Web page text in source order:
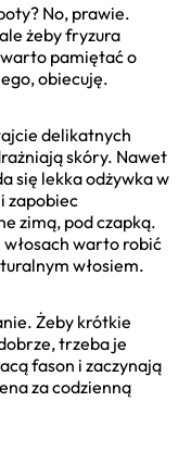
No, prawie.
żeby fryzura
warto pamiętać o
obiecuję.
delikatnych
skóry. Nawet
się lekka odżywka w
zapobiec
zimą, pod czapką.
warto robić
włosiem.
Żeby krótkie
trzeba je
fason i zaczynają
za codzienną